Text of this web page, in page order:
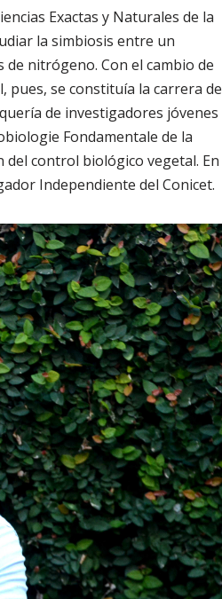
Exactas y Naturales de la
la simbiosis entre un
de nitrógeno. Con el cambio de
pues, se constituía la carrera de
de investigadores jóvenes
Fondamentale de la
del control biológico vegetal. En
Independiente del Conicet.